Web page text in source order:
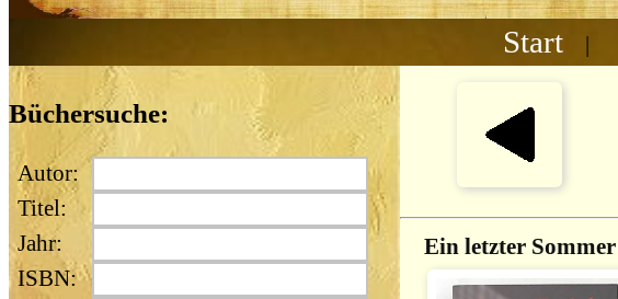
Start |
Büchersuche:
Autor:
Titel:
Jahr:
ISBN:
Ein letzter Sommer